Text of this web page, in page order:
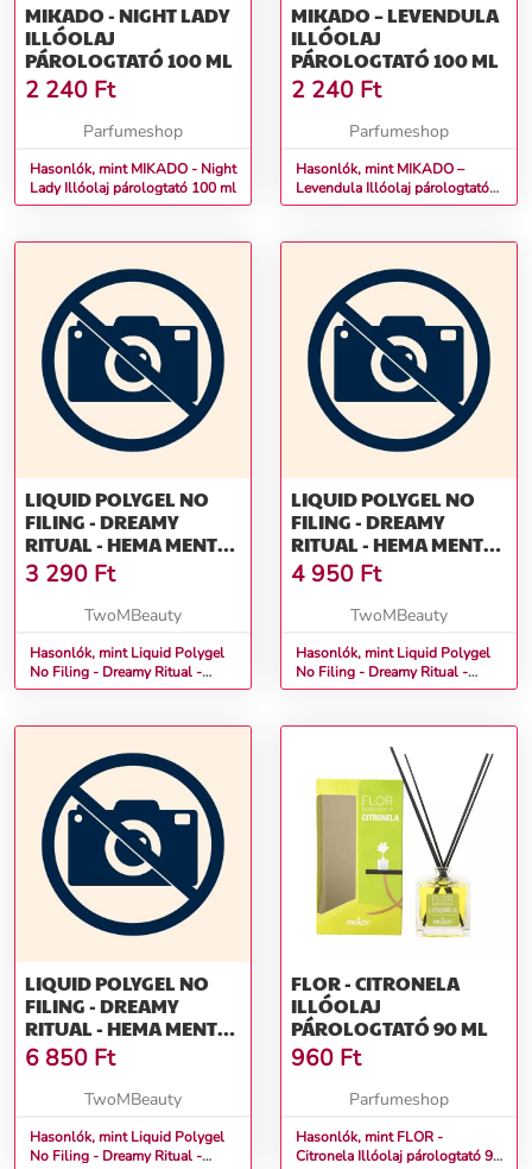
MIKADO - NIGHT LADY
ILLÓOLAJ
PÁROLOGTATÓ 100 ML
2 240 Ft
Parfumeshop
Hasonlók, mint MIKADO - Night
Lady Illóolaj párologtató 100 ml
MIKADO – LEVENDULA
ILLÓOLAJ
PÁROLOGTATÓ 100 ML
2 240 Ft
Parfumeshop
Hasonlók, mint MIKADO –
Levendula Illóolaj párologtató
100 ml
LIQUID POLYGEL NO
FILING - DREAMY
RITUAL - HEMA MENTES
RESZELÉSMENTES
ÉPÍTŐZSELÉ (15G)
3 290 Ft
TwoMBeauty
Hasonlók, mint Liquid Polygel
No Filing - Dreamy Ritual -
HEMA Mentes Reszelésmentes
LIQUID POLYGEL NO
FILING - DREAMY
RITUAL - HEMA MENTES
RESZELÉSMENTES
ÉPÍTŐZSELÉ (30G)
4 950 Ft
TwoMBeauty
Hasonlók, mint Liquid Polygel
No Filing - Dreamy Ritual -
HEMA Mentes Reszelésmentes
LIQUID POLYGEL NO
FILING - DREAMY
RITUAL - HEMA MENTES
RESZELÉSMENTES
ÉPÍTŐZSELÉ (50G)
6 850 Ft
TwoMBeauty
Hasonlók, mint Liquid Polygel
No Filing - Dreamy Ritual -
FLOR - CITRONELA
ILLÓOLAJ
PÁROLOGTATÓ 90 ML
960 Ft
Parfumeshop
Hasonlók, mint FLOR -
Citronela Illóolaj párologtató 90